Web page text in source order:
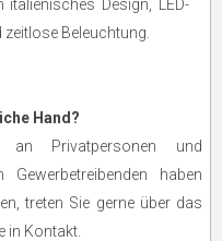
Design, LED-
Beleuchtung.
Hand?
Privatpersonen und
Gewerbetreibenden haben
treten Sie gerne über das
in Kontakt.